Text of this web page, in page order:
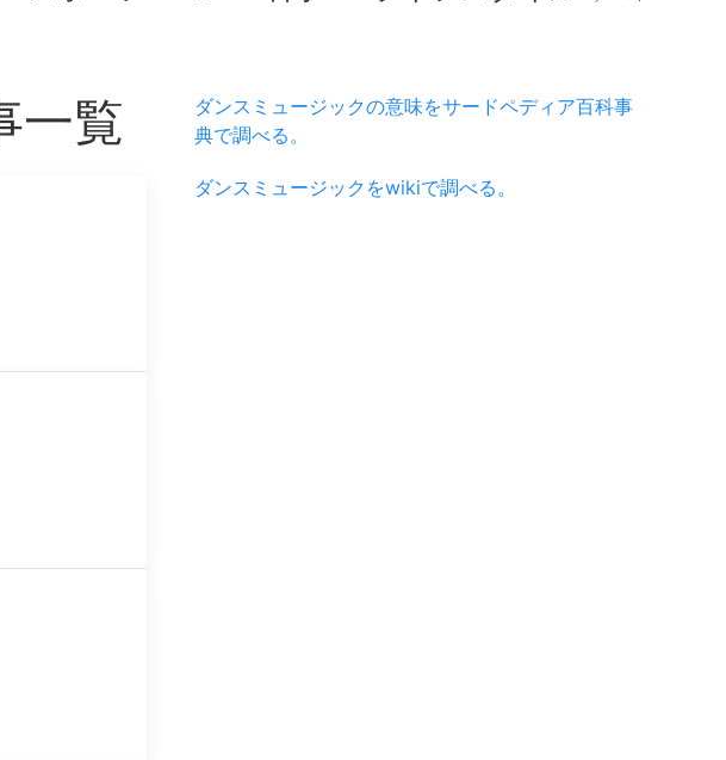
一覧
ダンスミュージックの意味をサードペディア百科事
典で調べる。
ダンスミュージックをwikiで調べる。